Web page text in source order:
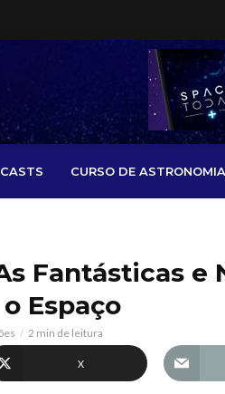
CURSO DE ASTRONOMIA
Fantásticas e
Espaço
2 min de leitura
X